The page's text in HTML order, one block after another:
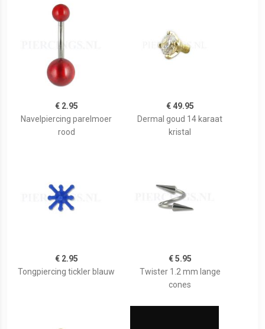
€ 2.95
Navelpiercing parelmoer
rood
€ 49.95
Dermal goud 14 karaat
kristal
€ 2.95
Tongpiercing tickler blauw
€ 5.95
Twister 1.2 mm lange
cones